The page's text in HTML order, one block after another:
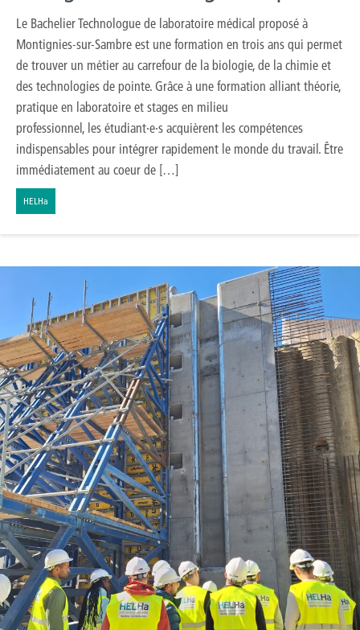
Le Bachelier Technologue de laboratoire médical proposé à
Montignies-sur-Sambre est une formation en trois ans qui permet
de trouver un métier au carrefour de la biologie, de la chimie et
des technologies de pointe. Grâce à une formation alliant théorie,
pratique en laboratoire et stages en milieu
professionnel, les étudiant·e·s acquièrent les compétences
indispensables pour intégrer rapidement le monde du travail. Être
immédiatement au coeur de […]
HELHa